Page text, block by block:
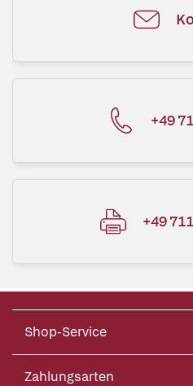
+49
+49
Shop-Service
Zahlungsarten